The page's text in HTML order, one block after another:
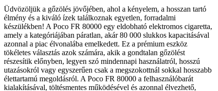
Üdvözöljük a gőzölés jövőjében, ahol a kényelem, a hosszan tartó
élmény és a kiváló ízek találkoznak egyetlen, forradalmi
készülékben! A Poco FR 80000 egy eldobható elektromos cigaretta,
amely a kategóriájában páratlan, akár 80 000 slukkos kapacitásával
azonnal a piac élvonalába emelkedett. Ez a prémium eszköz
tökéletes választás azok számára, akik a gondtalan gőzölést
részesítik előnyben, legyen szó mindennapi használatról, hosszú
utazásokról vagy egyszerűen csak a megszokottnál sokkal hosszabb
élettartamú megoldásról. A Poco FR 80000 a felhasználóbarát
kialakításával, töltésmentes működésével és azonnal élvezhető,